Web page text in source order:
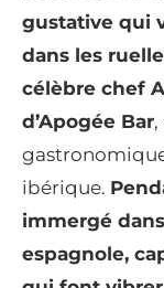
gustative qui
dans les
célèbre chef
d’Apogée Bar
ibérique.
immergé
espagnole,